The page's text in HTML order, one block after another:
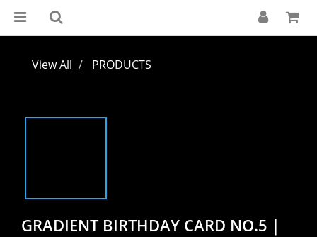
View All PRODUCTS
GRADIENT BIRTHDAY CARD NO.5｜